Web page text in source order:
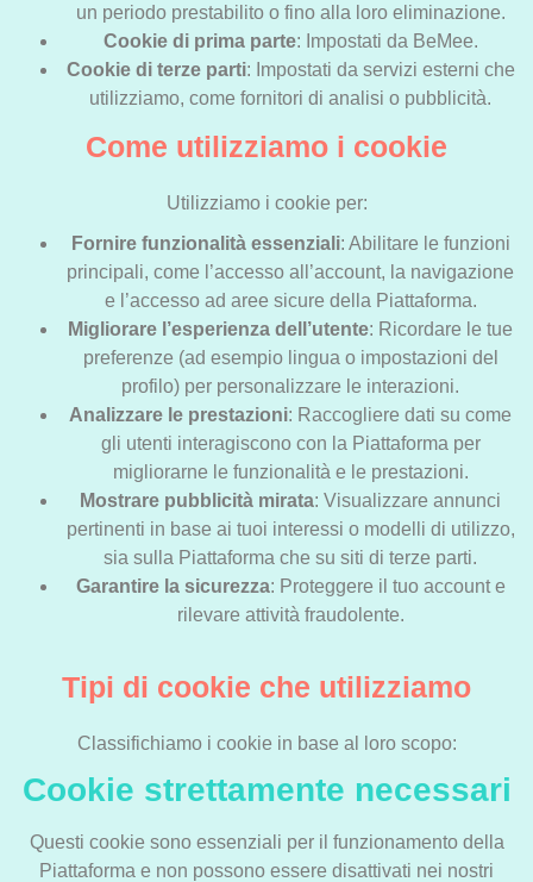
un periodo prestabilito o fino alla loro eliminazione.
Cookie di prima parte: Impostati da BeMee.
Cookie di terze parti: Impostati da servizi esterni che
utilizziamo, come fornitori di analisi o pubblicità.
Come utilizziamo i cookie
Utilizziamo i cookie per:
Fornire funzionalità essenziali: Abilitare le funzioni
principali, come l’accesso all’account, la navigazione
e l’accesso ad aree sicure della Piattaforma.
Migliorare l’esperienza dell’utente: Ricordare le tue
preferenze (ad esempio lingua o impostazioni del
profilo) per personalizzare le interazioni.
Analizzare le prestazioni: Raccogliere dati su come
gli utenti interagiscono con la Piattaforma per
migliorarne le funzionalità e le prestazioni.
Mostrare pubblicità mirata: Visualizzare annunci
pertinenti in base ai tuoi interessi o modelli di utilizzo,
sia sulla Piattaforma che su siti di terze parti.
Garantire la sicurezza: Proteggere il tuo account e
rilevare attività fraudolente.
Tipi di cookie che utilizziamo
Classifichiamo i cookie in base al loro scopo:
Cookie strettamente necessari
Questi cookie sono essenziali per il funzionamento della
Piattaforma e non possono essere disattivati nei nostri